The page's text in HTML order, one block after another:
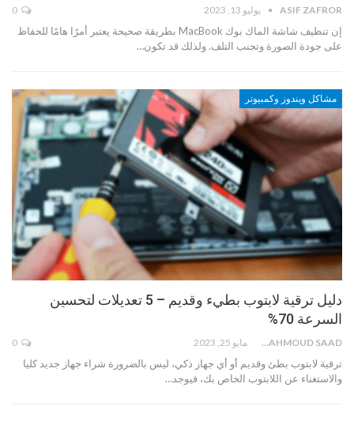
ASIF ZAFROR يوليو 13, 2023
إن تنظيف شاشة الماك بوك MacBook بطريقة صحيحة يعتبر أمرًا هامًا للحفاظ
على جودة الصورة وتجنب التلف. ولذلك قد تكون…
مشاكل ويندوز وكمبيوتر
دليل ترقية لابتوب بطيء وقديم – 5 تعديلات لتحسين
السرعة 70%
MAHMOUD SAAD مايو 25, 2023
ترقية لابتوب بطئ وقديم أو أي جهاز ذكي، ليس بالضرورة شراء جهاز جديد كليا
والاستغناء عن اللابتوب الخاص بك، فيوجد…